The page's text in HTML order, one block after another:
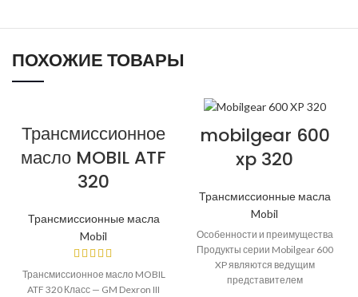
ПОХОЖИЕ ТОВАРЫ
Трансмиссионное
масло MOBIL ATF
320
Трансмиссионные масла
Mobil
Трансмиссионное масло MOBIL
ATF 320 Класс — GM Dexron III
mobilgear 600
xp 320
Трансмиссионные масла
Mobil
Особенности и преимущества
Продукты серии Mobilgear 600
XP являются ведущим
представителем